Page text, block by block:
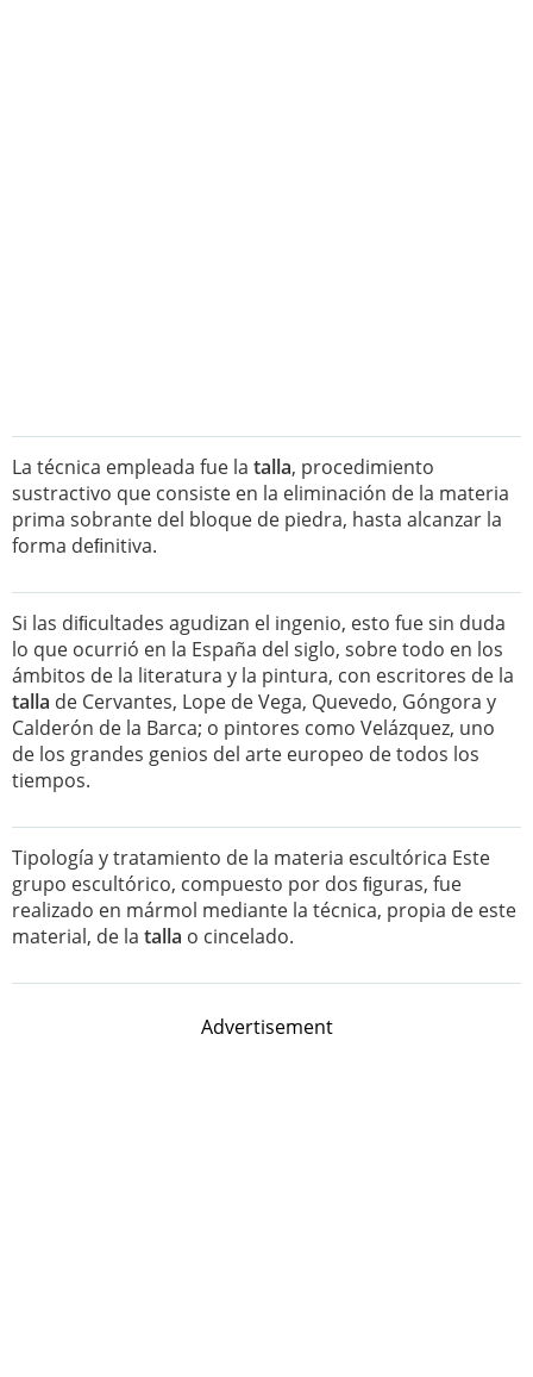
La técnica empleada fue la talla, procedimiento
sustractivo que consiste en la eliminación de la materia
prima sobrante del bloque de piedra, hasta alcanzar la
forma deﬁnitiva.
Si las diﬁcultades agudizan el ingenio, esto fue sin duda
lo que ocurrió en la España del siglo, sobre todo en los
ámbitos de la literatura y la pintura, con escritores de la
talla de Cervantes, Lope de Vega, Quevedo, Góngora y
Calderón de la Barca; o pintores como Velázquez, uno
de los grandes genios del arte europeo de todos los
tiempos.
Tipología y tratamiento de la materia escultórica Este
grupo escultórico, compuesto por dos ﬁguras, fue
realizado en mármol mediante la técnica, propia de este
material, de la talla o cincelado.
Advertisement